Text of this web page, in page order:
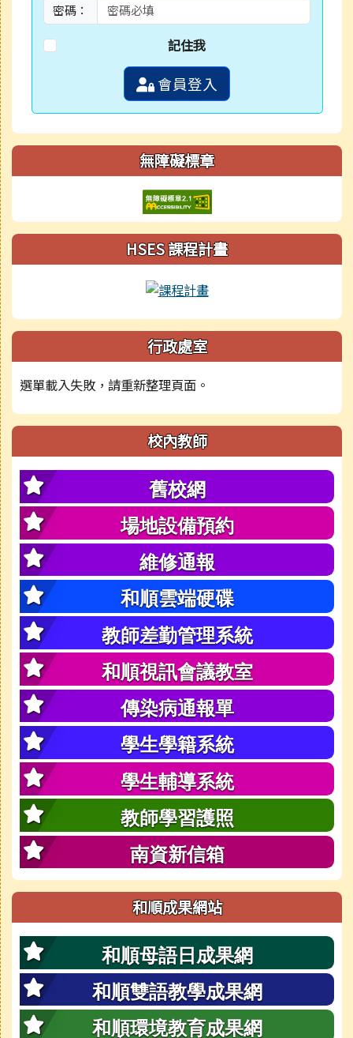
密碼：
記住我
會員登入
無障礙標章
HSES 課程計畫
行政處室
選單載入失敗，請重新整理頁面。
校內教師
舊校網
場地設備預約
維修通報
和順雲端硬碟
教師差勤管理系統
和順視訊會議教室
傳染病通報單
學生學籍系統
學生輔導系統
教師學習護照
南資新信箱
和順成果網站
和順母語日成果網
和順雙語教學成果網
和順環境教育成果網